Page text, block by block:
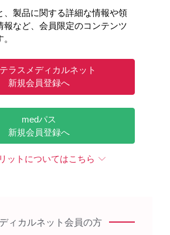
山県岡山市）
州クリーブランドクリニック泌尿器
、製品に関する詳細な情報や領
報など、会員限定のコンテンツ
ラスメディカルネット
新規会員登録へ
medパス
新規会員登録へ
ットについてはこちら
ィカルネット会員の方